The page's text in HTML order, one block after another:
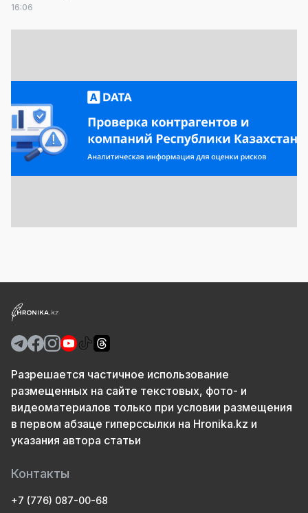
16:06
Разрешается частичное использование
размещенных на сайте текстовых, фото- и
видеоматериалов только при условии размещения
в первом абзаце гиперссылки на Hronika.kz и
указания автора статьи
Контакты
+7 (776) 087-00-68